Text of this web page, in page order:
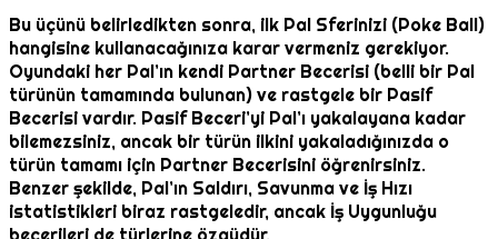
Bu üçünü belirledikten sonra, ilk Pal Sferinizi (Poke Ball)
hangisine kullanacağınıza karar vermeniz gerekiyor.
Oyundaki her Pal’ın kendi Partner Becerisi (belli bir Pal
türünün tamamında bulunan) ve rastgele bir Pasif
Becerisi vardır. Pasif Beceri’yi Pal’ı yakalayana kadar
bilemezsiniz, ancak bir türün ilkini yakaladığınızda o
türün tamamı için Partner Becerisini öğrenirsiniz.
Benzer şekilde, Pal’ın Saldırı, Savunma ve İş Hızı
istatistikleri biraz rastgeledir, ancak İş Uygunluğu